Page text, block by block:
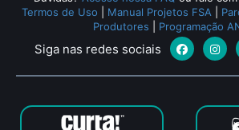
Termos de Uso
Manual Projetos FSA
Produtores
Programação
Siga nas redes sociais